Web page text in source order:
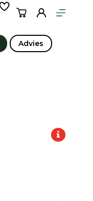
Winkelwagen
Advies